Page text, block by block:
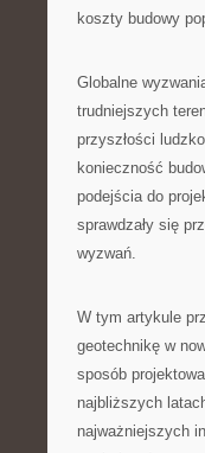
koszty budowy
Globalne
trudniejszych
przyszłości
konieczność
podejścia do
sprawdzały się
wyzwań.
W tym artykule
geotechnikę w
sposób
najbliższych
najważniejszych